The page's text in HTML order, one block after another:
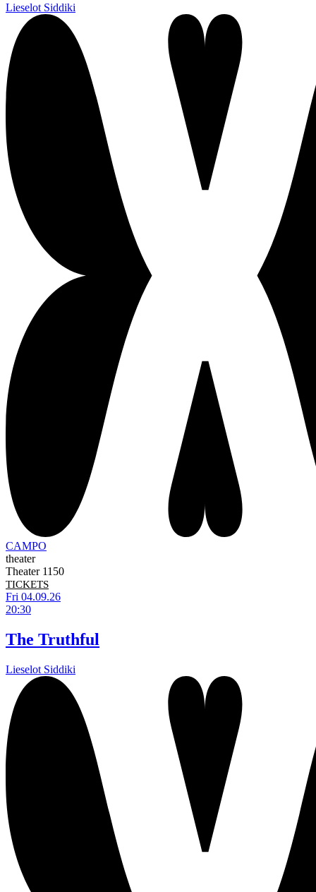
Lieselot Siddiki
CAMPO
theater
Theater 1150
TICKETS
Fri 04.09.26
20:30
The Truthful
Lieselot Siddiki